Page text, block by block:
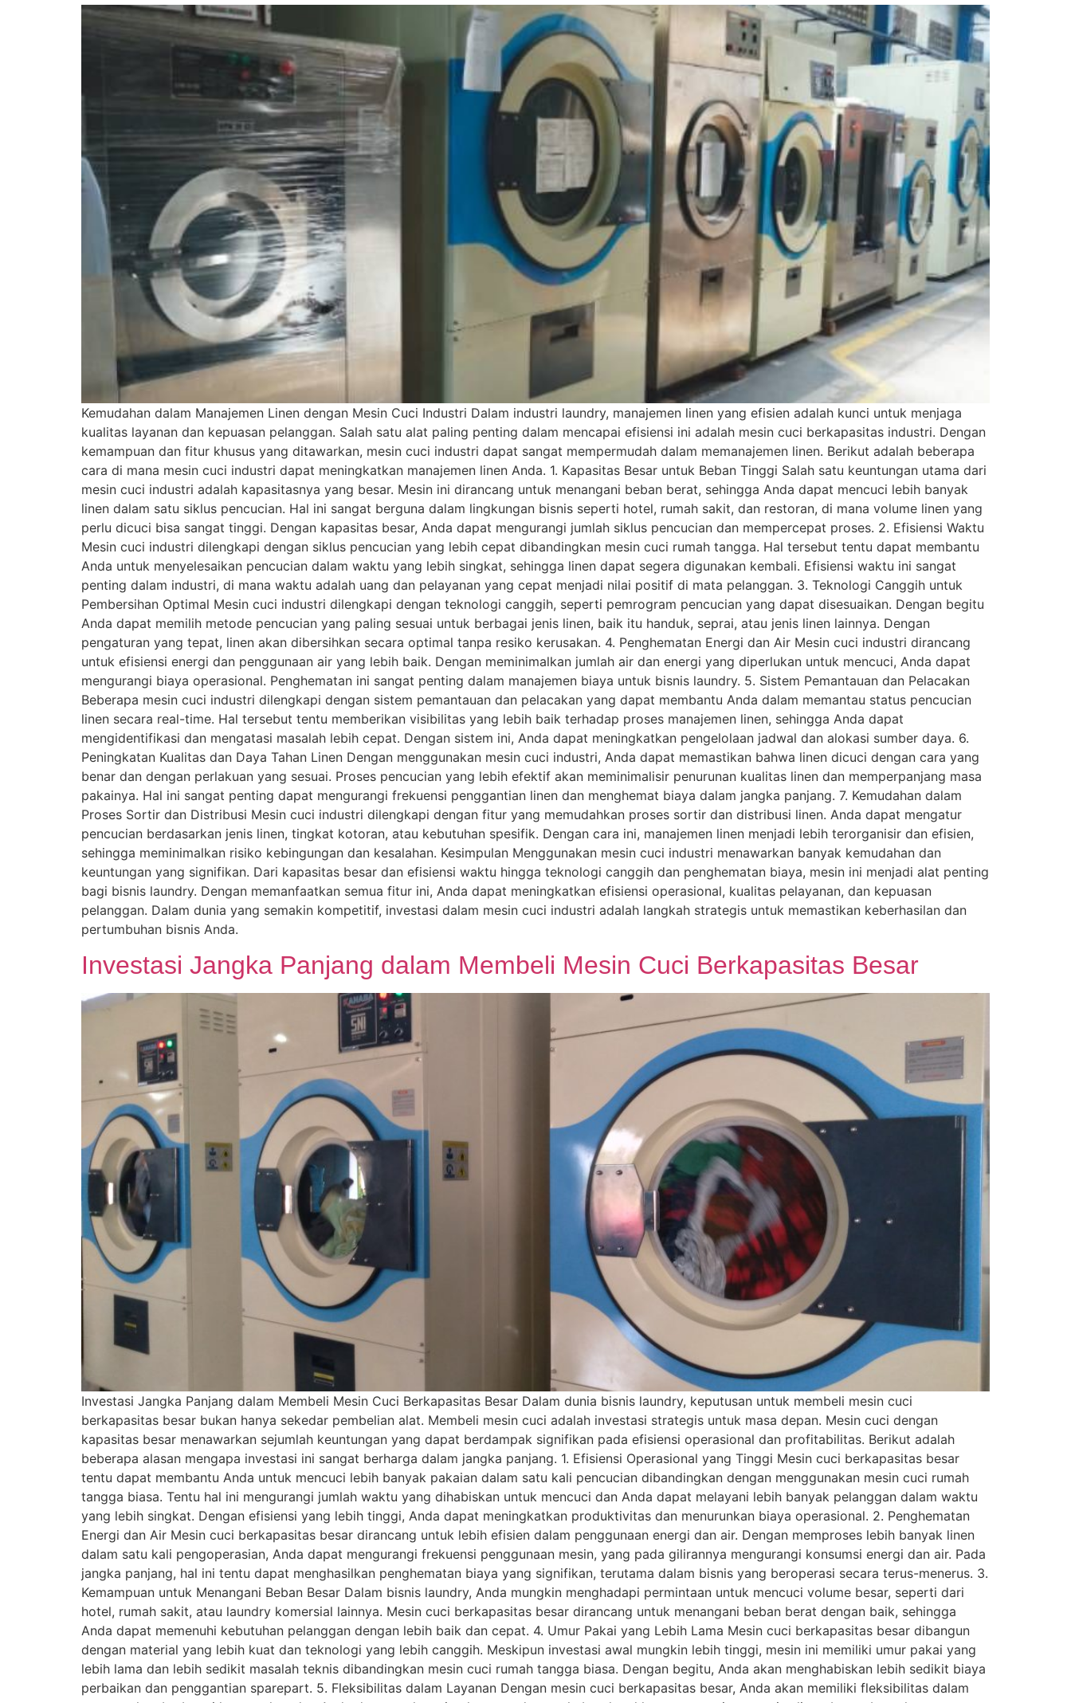
Kemudahan dalam Manajemen Linen dengan Mesin Cuci Industri Dalam industri laundry, manajemen linen yang efisien adalah kunci untuk menjaga
kualitas layanan dan kepuasan pelanggan. Salah satu alat paling penting dalam mencapai efisiensi ini adalah mesin cuci berkapasitas industri. Dengan
kemampuan dan fitur khusus yang ditawarkan, mesin cuci industri dapat sangat mempermudah dalam memanajemen linen. Berikut adalah beberapa
cara di mana mesin cuci industri dapat meningkatkan manajemen linen Anda. 1. Kapasitas Besar untuk Beban Tinggi Salah satu keuntungan utama dari
mesin cuci industri adalah kapasitasnya yang besar. Mesin ini dirancang untuk menangani beban berat, sehingga Anda dapat mencuci lebih banyak
linen dalam satu siklus pencucian. Hal ini sangat berguna dalam lingkungan bisnis seperti hotel, rumah sakit, dan restoran, di mana volume linen yang
perlu dicuci bisa sangat tinggi. Dengan kapasitas besar, Anda dapat mengurangi jumlah siklus pencucian dan mempercepat proses. 2. Efisiensi Waktu
Mesin cuci industri dilengkapi dengan siklus pencucian yang lebih cepat dibandingkan mesin cuci rumah tangga. Hal tersebut tentu dapat membantu
Anda untuk menyelesaikan pencucian dalam waktu yang lebih singkat, sehingga linen dapat segera digunakan kembali. Efisiensi waktu ini sangat
penting dalam industri, di mana waktu adalah uang dan pelayanan yang cepat menjadi nilai positif di mata pelanggan. 3. Teknologi Canggih untuk
Pembersihan Optimal Mesin cuci industri dilengkapi dengan teknologi canggih, seperti pemrogram pencucian yang dapat disesuaikan. Dengan begitu
Anda dapat memilih metode pencucian yang paling sesuai untuk berbagai jenis linen, baik itu handuk, seprai, atau jenis linen lainnya. Dengan
pengaturan yang tepat, linen akan dibersihkan secara optimal tanpa resiko kerusakan. 4. Penghematan Energi dan Air Mesin cuci industri dirancang
untuk efisiensi energi dan penggunaan air yang lebih baik. Dengan meminimalkan jumlah air dan energi yang diperlukan untuk mencuci, Anda dapat
mengurangi biaya operasional. Penghematan ini sangat penting dalam manajemen biaya untuk bisnis laundry. 5. Sistem Pemantauan dan Pelacakan
Beberapa mesin cuci industri dilengkapi dengan sistem pemantauan dan pelacakan yang dapat membantu Anda dalam memantau status pencucian
linen secara real-time. Hal tersebut tentu memberikan visibilitas yang lebih baik terhadap proses manajemen linen, sehingga Anda dapat
mengidentifikasi dan mengatasi masalah lebih cepat. Dengan sistem ini, Anda dapat meningkatkan pengelolaan jadwal dan alokasi sumber daya. 6.
Peningkatan Kualitas dan Daya Tahan Linen Dengan menggunakan mesin cuci industri, Anda dapat memastikan bahwa linen dicuci dengan cara yang
benar dan dengan perlakuan yang sesuai. Proses pencucian yang lebih efektif akan meminimalisir penurunan kualitas linen dan memperpanjang masa
pakainya. Hal ini sangat penting dapat mengurangi frekuensi penggantian linen dan menghemat biaya dalam jangka panjang. 7. Kemudahan dalam
Proses Sortir dan Distribusi Mesin cuci industri dilengkapi dengan fitur yang memudahkan proses sortir dan distribusi linen. Anda dapat mengatur
pencucian berdasarkan jenis linen, tingkat kotoran, atau kebutuhan spesifik. Dengan cara ini, manajemen linen menjadi lebih terorganisir dan efisien,
sehingga meminimalkan risiko kebingungan dan kesalahan. Kesimpulan Menggunakan mesin cuci industri menawarkan banyak kemudahan dan
keuntungan yang signifikan. Dari kapasitas besar dan efisiensi waktu hingga teknologi canggih dan penghematan biaya, mesin ini menjadi alat penting
bagi bisnis laundry. Dengan memanfaatkan semua fitur ini, Anda dapat meningkatkan efisiensi operasional, kualitas pelayanan, dan kepuasan
pelanggan. Dalam dunia yang semakin kompetitif, investasi dalam mesin cuci industri adalah langkah strategis untuk memastikan keberhasilan dan
pertumbuhan bisnis Anda.
Investasi Jangka Panjang dalam Membeli Mesin Cuci Berkapasitas Besar
Investasi Jangka Panjang dalam Membeli Mesin Cuci Berkapasitas Besar Dalam dunia bisnis laundry, keputusan untuk membeli mesin cuci
berkapasitas besar bukan hanya sekedar pembelian alat. Membeli mesin cuci adalah investasi strategis untuk masa depan. Mesin cuci dengan
kapasitas besar menawarkan sejumlah keuntungan yang dapat berdampak signifikan pada efisiensi operasional dan profitabilitas. Berikut adalah
beberapa alasan mengapa investasi ini sangat berharga dalam jangka panjang. 1. Efisiensi Operasional yang Tinggi Mesin cuci berkapasitas besar
tentu dapat membantu Anda untuk mencuci lebih banyak pakaian dalam satu kali pencucian dibandingkan dengan menggunakan mesin cuci rumah
tangga biasa. Tentu hal ini mengurangi jumlah waktu yang dihabiskan untuk mencuci dan Anda dapat melayani lebih banyak pelanggan dalam waktu
yang lebih singkat. Dengan efisiensi yang lebih tinggi, Anda dapat meningkatkan produktivitas dan menurunkan biaya operasional. 2. Penghematan
Energi dan Air Mesin cuci berkapasitas besar dirancang untuk lebih efisien dalam penggunaan energi dan air. Dengan memproses lebih banyak linen
dalam satu kali pengoperasian, Anda dapat mengurangi frekuensi penggunaan mesin, yang pada gilirannya mengurangi konsumsi energi dan air. Pada
jangka panjang, hal ini tentu dapat menghasilkan penghematan biaya yang signifikan, terutama dalam bisnis yang beroperasi secara terus-menerus. 3.
Kemampuan untuk Menangani Beban Besar Dalam bisnis laundry, Anda mungkin menghadapi permintaan untuk mencuci volume besar, seperti dari
hotel, rumah sakit, atau laundry komersial lainnya. Mesin cuci berkapasitas besar dirancang untuk menangani beban berat dengan baik, sehingga
Anda dapat memenuhi kebutuhan pelanggan dengan lebih baik dan cepat. 4. Umur Pakai yang Lebih Lama Mesin cuci berkapasitas besar dibangun
dengan material yang lebih kuat dan teknologi yang lebih canggih. Meskipun investasi awal mungkin lebih tinggi, mesin ini memiliki umur pakai yang
lebih lama dan lebih sedikit masalah teknis dibandingkan mesin cuci rumah tangga biasa. Dengan begitu, Anda akan menghabiskan lebih sedikit biaya
perbaikan dan penggantian sparepart. 5. Fleksibilitas dalam Layanan Dengan mesin cuci berkapasitas besar, Anda akan memiliki fleksibilitas dalam